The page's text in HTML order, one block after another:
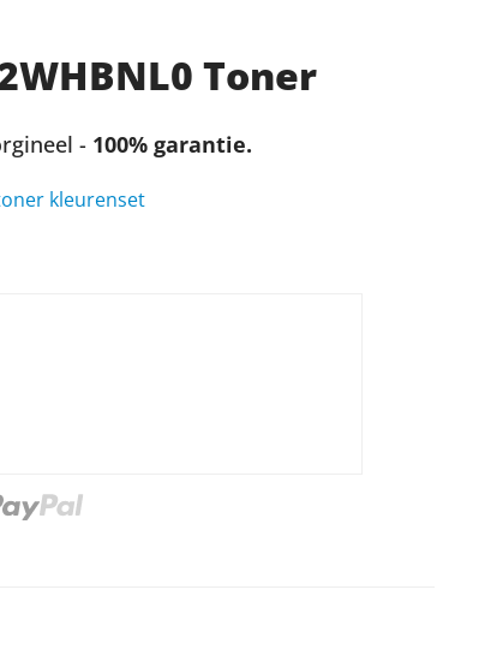
Toner
- 100% garantie.
kleurenset